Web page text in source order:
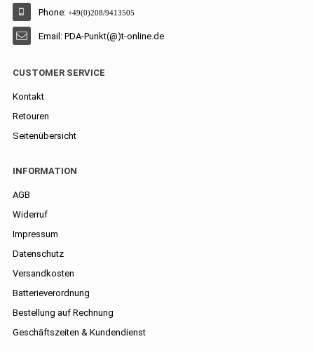
Phone: +49(0)208/9413505
Email: PDA-Punkt(@)t-online.de
CUSTOMER SERVICE
Kontakt
Retouren
Seitenübersicht
INFORMATION
AGB
Widerruf
Impressum
Datenschutz
Versandkosten
Batterieverordnung
Bestellung auf Rechnung
Geschäftszeiten & Kundendienst